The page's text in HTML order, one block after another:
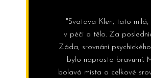
"Svatava Klen, tato milá,
v péči o tělo. Za
Záda, srovnání
bylo naprosto bravurní.
bolavá místa a celkové